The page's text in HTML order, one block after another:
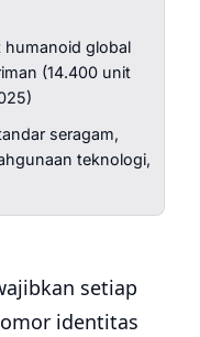
global
(14.400 unit
seragam,
teknologi,
setiap
identitas